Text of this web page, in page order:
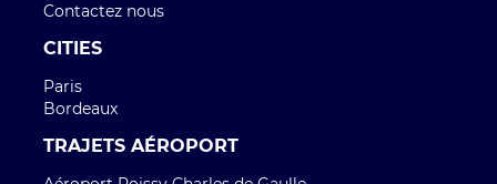
Contactez nous
CITIES
Paris
Bordeaux
TRAJETS AÉROPORT